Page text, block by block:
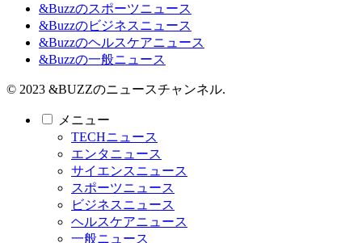
&Buzzのスポーツニュース
&Buzzのビジネスニュース
&Buzzのヘルスケアニュース
&Buzzの一般ニュース
© 2023 &BUZZのニュースチャンネル.
メニュー
TECHニュース
エンタニュース
サイエンスニュース
スポーツニュース
ビジネスニュース
ヘルスケアニュース
一般ニュース